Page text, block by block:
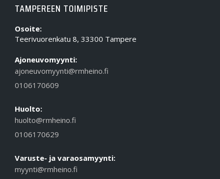
TAMPEREEN TOIMIPISTE
Osoite:
Teerivuorenkatu 8, 33300 Tampere
Ajoneuvomyynti:
ajoneuvomyynti@rmheino.fi
0106170609
Huolto:
huolto@rmheino.fi
0106170629
Varuste- ja varaosamyynti:
myynti@rmheino.fi